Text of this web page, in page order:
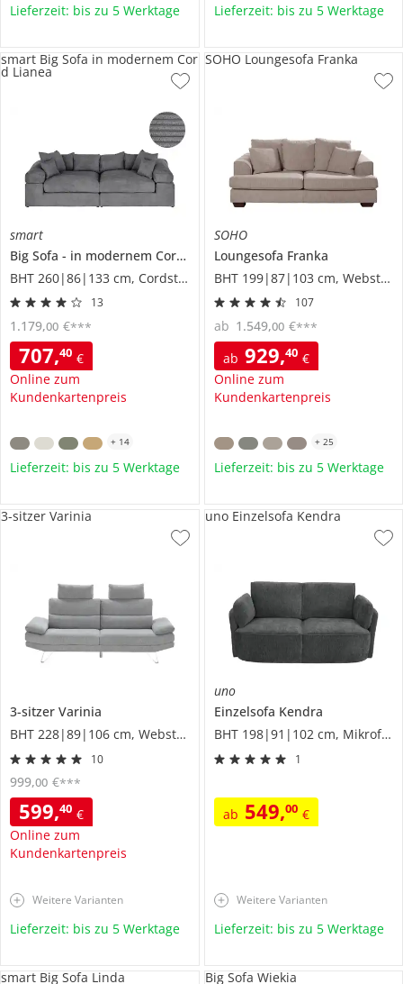
Lieferzeit: bis zu 5 Werktage Lieferzeit: bis zu 5 Werktage
smart
Big Sofa
in modernem Cord
Lianea
BHT 260|86|133 cm, Cordstoff
13
707,40 €
Online zum
Kundenkartenpreis
1.179,00 €***
smart Big Sofa in modernem Cor
d Lianea
+ 14
Lieferzeit: bis zu 5 Werktage
SOHO
Loungesofa Franka
BHT 199|87|103 cm, Webstoff
107
ab 929,40 €
Online zum
Kundenkartenpreis
ab 1.549,00 €***
SOHO Loungesofa Franka
+ 25
Lieferzeit: bis zu 5 Werktage
3-sitzer Varinia
BHT 228|89|106 cm, Webstoff
10
599,40 €
Online zum
Kundenkartenpreis
999,00 €***
3-sitzer Varinia
Weitere Varianten
Lieferzeit: bis zu 5 Werktage
uno
Einzelsofa Kendra
BHT 198|91|102 cm, Mikrofaser
1
ab 549,00 €
uno Einzelsofa Kendra
Weitere Varianten
Lieferzeit: bis zu 5 Werktage
smart Big Sofa Linda Big Sofa Wiekia